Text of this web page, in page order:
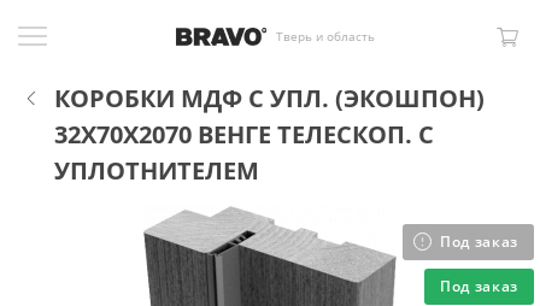
Тверь и область
КОРОБКИ МДФ С УПЛ. (ЭКОШПОН)
32X70X2070 ВЕНГЕ ТЕЛЕСКОП. С
УПЛОТНИТЕЛЕМ
Под заказ
Под заказ